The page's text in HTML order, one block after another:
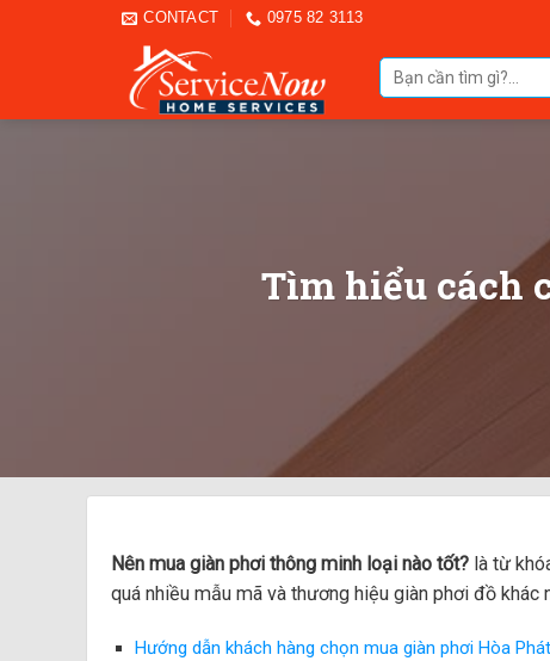
CONTACT 0975 82 3113
Tìm
kiếm:
Tìm hiểu cách
Nên mua giàn phơi thông minh loại nào tốt? là từ
quá nhiều mẫu mã và thương hiệu giàn phơi đồ khác
Hướng dẫn khách hàng chọn mua giàn phơi Hòa